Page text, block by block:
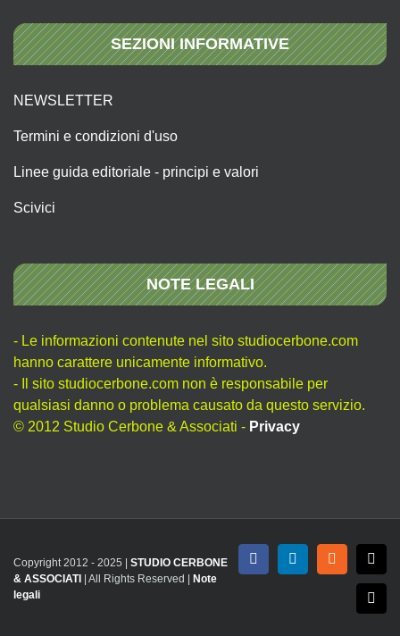
SEZIONI INFORMATIVE
NEWSLETTER
Termini e condizioni d'uso
Linee guida editoriale - principi e valori
Scivici
NOTE LEGALI
- Le informazioni contenute nel sito studiocerbone.com
hanno carattere unicamente informativo.
- Il sito studiocerbone.com non è responsabile per
qualsiasi danno o problema causato da questo servizio.
© 2012 Studio Cerbone & Associati - Privacy
Copyright 2012 - 2025 | STUDIO CERBONE
& ASSOCIATI | All Rights Reserved | Note
legali
FacebookLinkedInRss X